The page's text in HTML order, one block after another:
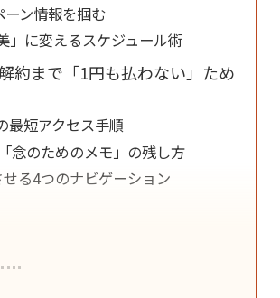
ン情報を掴む
」に変えるスケジュール術
約まで「1円も払わない」ため
最短アクセス手順
念のためのメモ」の残し方
る4つのナビゲーション